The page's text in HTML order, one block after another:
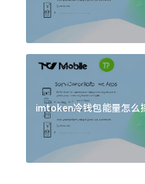
imtoken冷钱包能量怎么